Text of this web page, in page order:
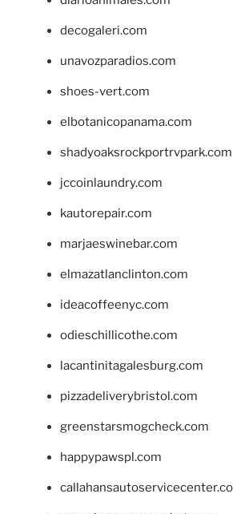
decogaleri.com
unavozparadios.com
shoes-vert.com
elbotanicopanama.com
shadyoaksrockportrvpark.com
jccoinlaundry.com
kautorepair.com
marjaeswinebar.com
elmazatlanclinton.com
ideacoffeenyc.com
odieschillicothe.com
lacantinitagalesburg.com
pizzadeliverybristol.com
greenstarsmogcheck.com
happypawspl.com